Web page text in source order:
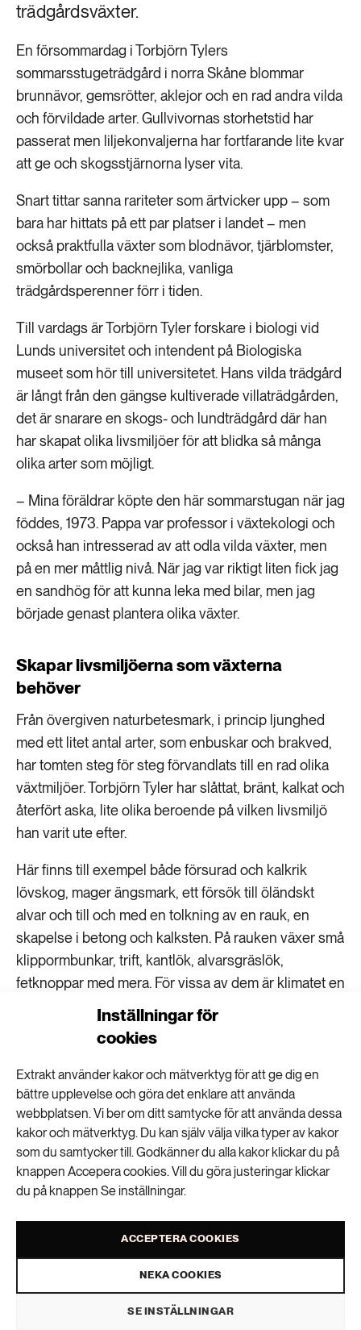
Inställningar för
cookies
Extrakt använder kakor och mätverktyg för att ge dig en
bättre upplevelse och göra det enklare att använda
webbplatsen. Vi ber om ditt samtycke för att använda dessa
kakor och mätverktyg. Du kan själv välja vilka typer av kakor
som du samtycker till. Godkänner du alla kakor klickar du på
knappen Accepera cookies. Vill du göra justeringar klickar
du på knappen Se inställningar.
ACCEPTERA COOKIES
NEKA COOKIES
SE INSTÄLLNINGAR
trädgårdsväxter.
En försommardag i Torbjörn Tylers
sommarsstugeträdgård i norra Skåne blommar
brunnävor, gemsrötter, aklejor och en rad andra vilda
och förvildade arter. Gullvivornas storhetstid har
passerat men liljekonvaljerna har fortfarande lite kvar
att ge och skogsstjärnorna lyser vita.
Snart tittar sanna rariteter som ärtvicker upp – som
bara har hittats på ett par platser i landet – men
också praktfulla växter som blodnävor, tjärblomster,
smörbollar och backnejlika, vanliga
trädgårdsperenner förr i tiden.
Till vardags är Torbjörn Tyler forskare i biologi vid
Lunds universitet och intendent på Biologiska
museet som hör till universitetet. Hans vilda trädgård
är långt från den gängse kultiverade villaträdgården,
det är snarare en skogs- och lundträdgård där han
har skapat olika livsmiljöer för att blidka så många
olika arter som möjligt.
– Mina föräldrar köpte den här sommarstugan när jag
föddes, 1973. Pappa var professor i växtekologi och
också han intresserad av att odla vilda växter, men
på en mer måttlig nivå. När jag var riktigt liten fick jag
en sandhög för att kunna leka med bilar, men jag
började genast plantera olika växter.
Skapar livsmiljöerna som växterna
behöver
Från övergiven naturbetesmark, i princip ljunghed
med ett litet antal arter, som enbuskar och brakved,
har tomten steg för steg förvandlats till en rad olika
växtmiljöer. Torbjörn Tyler har slåttat, bränt, kalkat och
återfört aska, lite olika beroende på vilken livsmiljö
han varit ute efter.
Här finns till exempel både försurad och kalkrik
lövskog, mager ängsmark, ett försök till öländskt
alvar och till och med en tolkning av en rauk, en
skapelse i betong och kalksten. På rauken växer små
klippormbunkar, trift, kantlök, alvarsgräslök,
fetknoppar med mera. För vissa av dem är klimatet en
utmaning men mjältbräken och kalksvartbräken – två
svårflörtade ormbunkar – har i alla fall överlevt två
Torbjörn Tylers sommarstugeträdgård har haft stor betydelse
identifiera i princip alla de växter som finns i regionen, och fler